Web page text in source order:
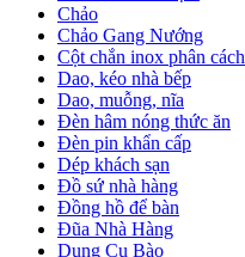
Chảo
Chảo Gang Nướng
Cột chắn inox phân cách
Dao, kéo nhà bếp
Dao, muỗng, nĩa
Đèn hâm nóng thức ăn
Đèn pin khẩn cấp
Dép khách sạn
Đồ sứ nhà hàng
Đồng hồ để bàn
Đũa Nhà Hàng
Dụng Cụ Bào